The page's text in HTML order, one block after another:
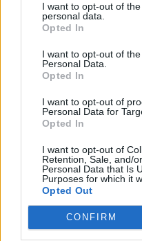
I want to opt-out of
personal data.
Opted In
I want to opt-out of
Personal Data.
Opted In
I want to opt-out of
Personal Data for
Opted In
I want to opt-out of
Retention, Sale, and/
Personal Data that Is
Purposes for which it
Opted Out
CONFIRM
Most futott be:
ös benzin ára, eddig
A 95-ös benzin átlagára
forinttal lesz kevesebb,
piaci környezet és a